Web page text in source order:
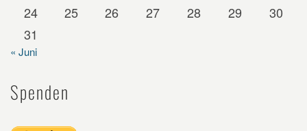
24
25 26 27 28 29
30
31
« Juni
Spenden